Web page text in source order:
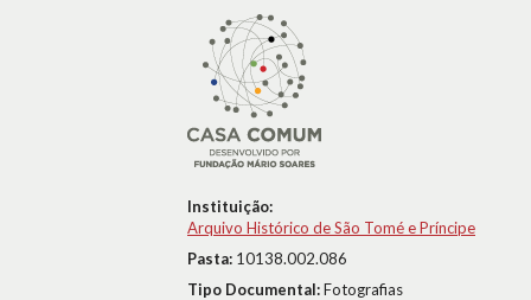
Instituição:
Arquivo Histórico de São Tomé e Príncipe
Pasta: 10138.002.086
Tipo Documental:Fotografias